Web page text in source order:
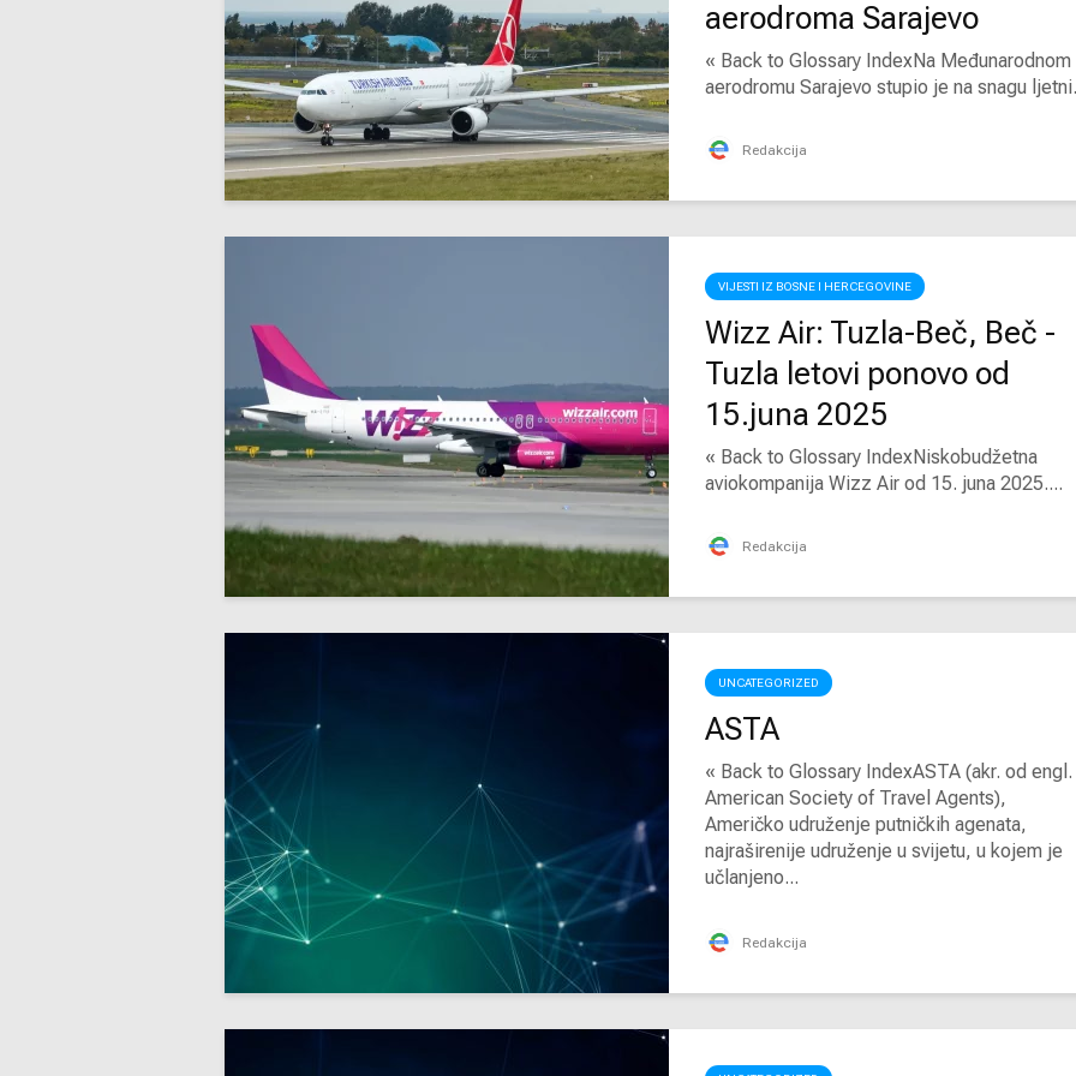
aerodroma Sarajevo
« Back to Glossary IndexNa Međunarodnom
aerodromu Sarajevo stupio je na snagu
Redakcija
VIJESTI IZ BOSNE I HERCEGOVINE
Wizz Air: Tuzla-Beč, Beč -
Tuzla letovi ponovo od
15.juna 2025
« Back to Glossary IndexNiskobudžetna
aviokompanija Wizz Air od 15. juna 2025....
Redakcija
UNCATEGORIZED
ASTA
« Back to Glossary IndexASTA (akr. od engl.
American Society of Travel Agents),
Američko udruženje putničkih agenata,
najraširenije udruženje u svijetu, u kojem je
učlanjeno...
Redakcija